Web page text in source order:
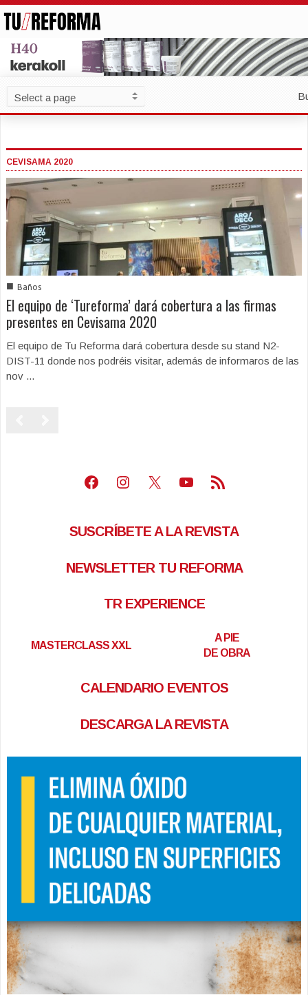
CEVISAMA 2020
■ Baños
El equipo de ‘Tureforma’ dará cobertura a las firmas
presentes en Cevisama 2020
El equipo de Tu Reforma dará cobertura desde su stand N2-
DIST-11 donde nos podréis visitar, además de informaros de las
nov ...
Facebook
Instagram
X Youtube
Feed RSS
SUSCRÍBETE A LA REVISTA
NEWSLETTER TU REFORMA
TR EXPERIENCE
MASTERCLASS XXL
A PIE
DE OBRA
CALENDARIO EVENTOS
DESCARGA LA REVISTA